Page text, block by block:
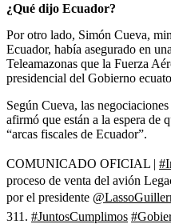
¿Qué dijo Ecuador?
Por otro lado, Simón Cueva,
Ecuador, había asegurado en
Teleamazonas que la Fuerza
presidencial del Gobierno
Según Cueva, las
afirmó que están a la espera de
“arcas fiscales de Ecuador”.
COMUNICADO OFICIAL |
proceso de venta del avión
por el presidente
311. #JuntosCumplimos